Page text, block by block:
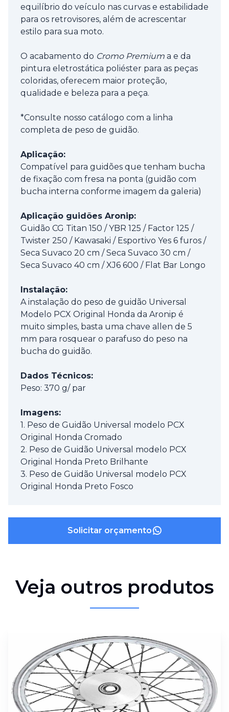
equilíbrio do veículo nas curvas e estabilidade
para os retrovisores, além de acrescentar
estilo para sua moto.
O acabamento do Cromo Premium a e da
pintura eletrostática poliéster para as peças
coloridas, oferecem maior proteção,
qualidade e beleza para a peça.
*Consulte nosso catálogo com a linha
completa de peso de guidão.
Aplicação:
Compatível para guidões que tenham bucha
de fixação com fresa na ponta (guidão com
bucha interna conforme imagem da galeria)
Aplicação guidões Aronip:
Guidão CG Titan 150 / YBR 125 / Factor 125 /
Twister 250 / Kawasaki / Esportivo Yes 6 furos /
Seca Suvaco 20 cm / Seca Suvaco 30 cm /
Seca Suvaco 40 cm / XJ6 600 / Flat Bar Longo
Instalação:
A instalação do peso de guidão Universal
Modelo PCX Original Honda da Aronip é
muito simples, basta uma chave allen de 5
mm para rosquear o parafuso do peso na
bucha do guidão.
Dados Técnicos:
Peso: 370 g/ par
Imagens:
1. Peso de Guidão Universal modelo PCX
Original Honda Cromado
2. Peso de Guidão Universal modelo PCX
Original Honda Preto Brilhante
3. Peso de Guidão Universal modelo PCX
Original Honda Preto Fosco
Solicitar orçamento
Veja outros produtos